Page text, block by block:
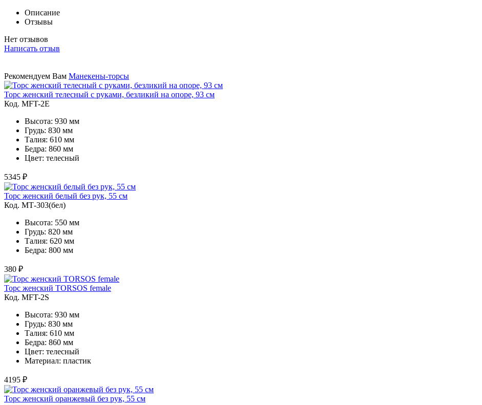
Описание
Отзывы
Нет отзывов
Написать отзыв
Рекомендуем Вам Манекены-торсы
Торс женский телесный с руками, безликий на опоре, 93 см
Код. MFT-2E
Высота: 930 мм
Грудь: 830 мм
Талия: 610 мм
Бедра: 860 мм
Цвет: телесный
5345 ₽
Торс женский белый без рук, 55 см
Код. MТ-303(бел)
Высота: 550 мм
Грудь: 820 мм
Талия: 620 мм
Бедра: 800 мм
380 ₽
Торс женский TORSOS female
Код. MFT-2S
Высота: 930 мм
Грудь: 830 мм
Талия: 610 мм
Бедра: 860 мм
Цвет: телесный
Материал: пластик
4195 ₽
Торс женский оранжевый без рук, 55 см